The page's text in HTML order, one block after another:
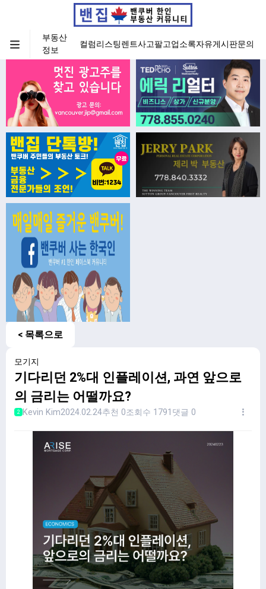
부동산
정보
컬럼리스팅렌트사고팔고업소록자유게시판문의
< 목록으로
모기지
기다리던 2%대 인플레이션, 과연 앞으로
의 금리는 어떨까요?
2 Kevin Kim2024.02.24추천 0조회수 1791 댓글 0